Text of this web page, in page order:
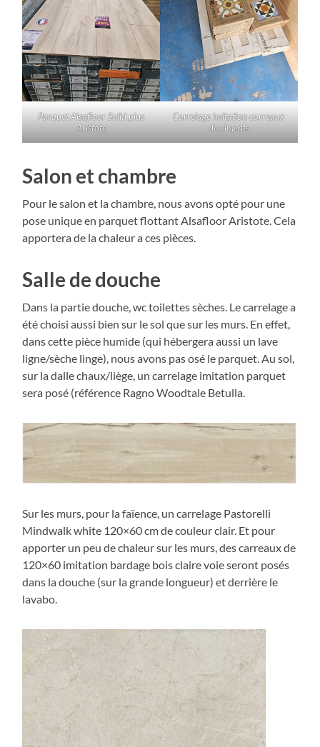
Parquet Alsafloor Solid plus
Aristote
Carrelage imitation carreaux
de ciments
Salon et chambre
Pour le salon et la chambre, nous avons opté pour une
pose unique en parquet flottant Alsafloor Aristote. Cela
apportera de la chaleur a ces pièces.
Salle de douche
Dans la partie douche, wc toilettes sèches. Le carrelage a
été choisi aussi bien sur le sol que sur les murs. En effet,
dans cette pièce humide (qui hébergera aussi un lave
ligne/sèche linge), nous avons pas osé le parquet. Au sol,
sur la dalle chaux/liège, un carrelage imitation parquet
sera posé (référence Ragno Woodtale Betulla.
Sur les murs, pour la faïence, un carrelage Pastorelli
Mindwalk white 120×60 cm de couleur clair. Et pour
apporter un peu de chaleur sur les murs, des carreaux de
120×60 imitation bardage bois claire voie seront posés
dans la douche (sur la grande longueur) et derrière le
lavabo.